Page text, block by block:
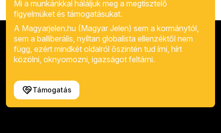
Mi a munkánkkal háláljuk meg a megtisztelő
figyelmüket és támogatásukat.
A Magyarjelen.hu (Magyar Jelen) sem a kormánytól,
sem a balliberális, nyíltan globalista ellenzéktől nem
függ, ezért mindkét oldalról őszintén tud írni, hírt
közölni, oknyomozni, igazságot feltárni.
Támogatás